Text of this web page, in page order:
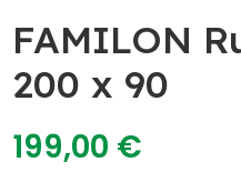
FAMILON
200 x 90
199,00 €